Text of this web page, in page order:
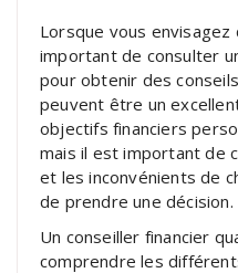
Lorsque vous envisagez
important de consulter
pour obtenir des
peuvent être un
objectifs financiers
mais il est important de
et les inconvénients de
de prendre une décision.
Un conseiller financier
comprendre les